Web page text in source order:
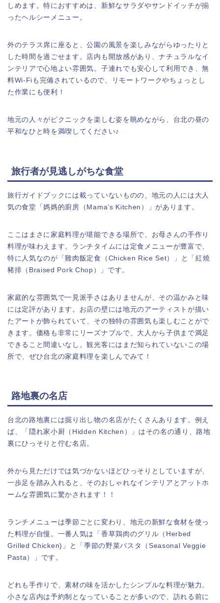
しめます。特におすすめは、新鮮なサラダやサンドイッチが揃
ったヘルシーメニュー。
外のテラス席に座ると、公園の風景を楽しみながらゆったりと
した時間を過ごせます。店内も開放感があり、ナチュラルなイ
ンテリアで心地よい雰囲気。子連れでも安心して利用でき、無
料Wi-Fiも完備されているので、リモートワークやちょっとし
た作業にも便利！
地元の人々がピクニックを楽しむ姿を眺めながら、台北の昼の
平和なひと時を満喫してください♪
旅行者が見逃しがちな食堂
旅行ガイドブックには載っていないものの、地元の人には大人
気の食堂「媽媽的廚房（Mama’s Kitchen）」があります。
ここはまさに家庭料理が堪能できる場所で、お母さんの手作り
料理が味わえます。ランチタイムには定食メニューが豊富で、
特に人気なのが「雞肉飯定食（Chicken Rice Set）」と「紅燒
豬排（Braised Pork Chop）」です。
家庭的な雰囲気で一見派手さはありませんが、その温かみと味
には定評があります。お店の壁には地元のアーティストが描い
たアートが飾られていて、その独特の雰囲気も楽しむことがで
きます。価格も非常にリーズナブルで、大人から子供まで満足
できること間違いなし。観光客にはまだ知られていないこの場
所で、ぜひ台北の家庭料理を楽しんでみて！
路地裏の名店
台北の路地裏には掘り出し物の名店がたくさんあります。例え
ば、「隠れ家小厨（Hidden Kitchen）」はその名の通り、路地
裏にひっそりと佇む名店。
外から見ただけでは気づかないほどひっそりとしていますが、
一歩足を踏み入れると、そのおしゃれなインテリアとアットホ
ームな雰囲気に驚かされます！！
ランチメニューは季節ごとに変わり、地元の新鮮な食材を使っ
た料理が自慢。一番人気は「香草鶏肉のグリル（Herbed
Grilled Chicken)」と「季節の野菜パスタ（Seasonal Veggie
Pasta）」です。
どれも手作りで、素材の味を活かしたシンプルな料理が魅力。
小さな店内は予約制となっていることが多いので、訪れる前に